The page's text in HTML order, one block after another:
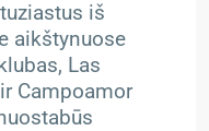
iš
aikštynuose
Las
Campoamor